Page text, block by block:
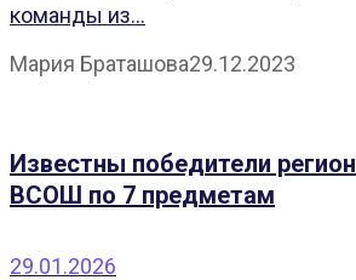
команды из...
Мария Браташова29.12.2023
Известны победители
ВСОШ по 7 предметам
29.01.2026